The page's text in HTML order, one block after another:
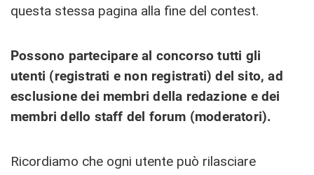
questa stessa pagina alla fine del contest.
Possono partecipare al concorso tutti gli
utenti (registrati e non registrati) del sito, ad
esclusione dei membri della redazione e dei
membri dello staff del forum (moderatori).
Ricordiamo che ogni utente può rilasciare